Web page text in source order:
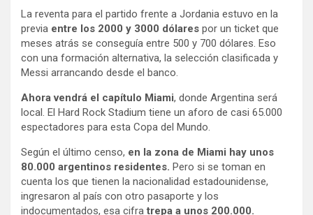
La reventa para el partido frente a Jordania estuvo en la
previa entre los 2000 y 3000 dólares por un ticket que
meses atrás se conseguía entre 500 y 700 dólares. Eso
con una formación alternativa, la selección clasificada y
Messi arrancando desde el banco.
Ahora vendrá el capítulo Miami, donde Argentina será
local. El Hard Rock Stadium tiene un aforo de casi 65.000
espectadores para esta Copa del Mundo.
Según el último censo, en la zona de Miami hay unos
80.000 argentinos residentes. Pero si se toman en
cuenta los que tienen la nacionalidad estadounidense,
ingresaron al país con otro pasaporte y los
indocumentados, esa cifratrepa a unos 200.000.